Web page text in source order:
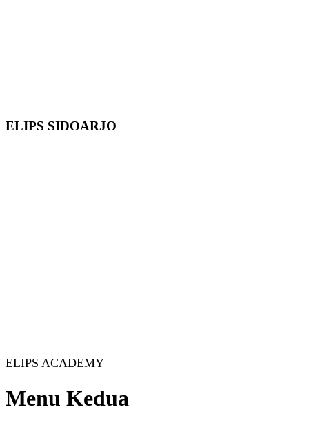
ELIPS SIDOARJO
ELIPS ACADEMY
Menu Kedua